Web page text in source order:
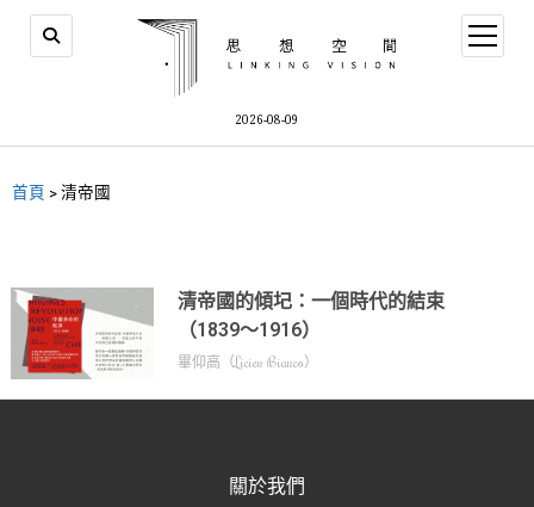
2026-08-09
首頁 >清帝國
清帝國的傾圮：一個時代的結束
（1839～1916）
畢仰高（Licien Bianco）
關於我們